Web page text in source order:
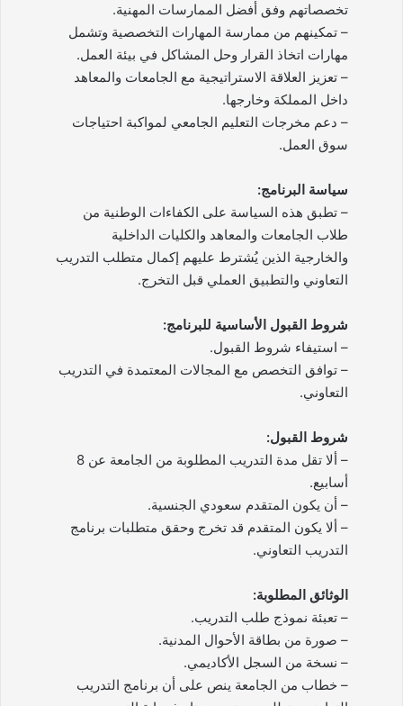
تخصصاتهم وفق أفضل الممارسات المهنية.
– تمكينهم من ممارسة المهارات التخصصية وتشمل
مهارات اتخاذ القرار وحل المشاكل في بيئة العمل.
– تعزيز العلاقة الاستراتيجية مع الجامعات والمعاهد
داخل المملكة وخارجها.
– دعم مخرجات التعليم الجامعي لمواكبة احتياجات
سوق العمل.
سياسة البرنامج:
– تطبق هذه السياسة على الكفاءات الوطنية من
طلاب الجامعات والمعاهد والكليات الداخلية
والخارجية الذين يُشترط عليهم إكمال متطلب التدريب
التعاوني والتطبيق العملي قبل التخرج.
شروط القبول الأساسية للبرنامج:
– استيفاء شروط القبول.
– توافق التخصص مع المجالات المعتمدة في التدريب
التعاوني.
شروط القبول:
– ألا تقل مدة التدريب المطلوبة من الجامعة عن 8
أسابيع.
– أن يكون المتقدم سعودي الجنسية.
– ألا يكون المتقدم قد تخرج وحقق متطلبات برنامج
التدريب التعاوني.
الوثائق المطلوبة:
– تعبئة نموذج طلب التدريب.
– صورة من بطاقة الأحوال المدنية.
– نسخة من السجل الأكاديمي.
– خطاب من الجامعة ينص على أن برنامج التدريب